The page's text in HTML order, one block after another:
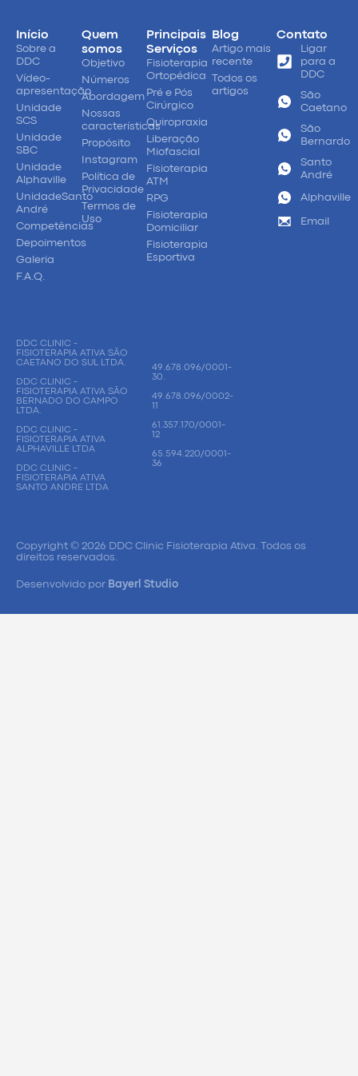
Início
Sobre a
DDC
Vídeo-
apresentação
Unidade
SCS
Unidade
SBC
Unidade
Alphaville
UnidadeSanto
André
Competências
Depoimentos
Galeria
F.A.Q.
Quem
somos
Objetivo
Números
Abordagem
Nossas
características
Propósito
Instagram
Política de
Privacidade
Termos de
Uso
Principais
Serviços
Fisioterapia
Ortopédica
Pré e Pós
Cirúrgico
Quiropraxia
Liberação
Miofascial
Fisioterapia
ATM
RPG
Fisioterapia
Domiciliar
Fisioterapia
Esportiva
Blog
Artigo mais
recente
Todos os
artigos
Contato
Ligar
para a
DDC
São
Caetano
São
Bernardo
Santo
André
Alphaville
Email
DDC CLINIC -
FISIOTERAPIA ATIVA SÃO
CAETANO DO SUL LTDA.
DDC CLINIC -
FISIOTERAPIA ATIVA SÃO
BERNADO DO CAMPO
LTDA.
DDC CLINIC -
FISIOTERAPIA ATIVA
ALPHAVILLE LTDA
DDC CLINIC -
FISIOTERAPIA ATIVA
SANTO ANDRE LTDA
49.678.096/0001-
30.
49.678.096/0002-
11
61.357.170/0001-
12
65.594.220/0001-
36
Copyright © 2026 DDC Clinic Fisioterapia Ativa. Todos os
direitos reservados.
Desenvolvido por Bayerl Studio